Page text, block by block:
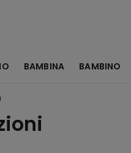
BAMBINA BAMBINO